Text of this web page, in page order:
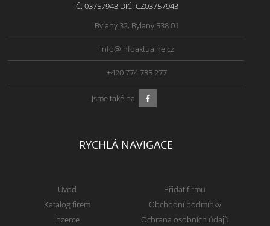
IČ: 03757943 DIČ: CZ03757943
Bylany 32, Bylany 538 01
info@infoaktualne.cz
+420 774 735 277
Jsme také na
RYCHLÁ NAVIGACE
Úvod
Katalog firem
Inzerce
Přidat firmu
Obchodní podmínky
Ochrana osobních údajů